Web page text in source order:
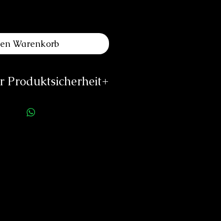
Warenkorb
Produktsicherheit
Darwil SA